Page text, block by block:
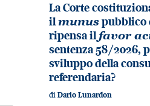
La Corte
ilmunuspubblico
ripensa ilfavor
sentenza 58/2026,
sviluppo della
referendaria?
diDario Lunardon